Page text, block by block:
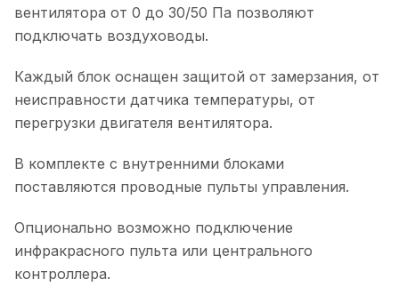
вентилятора от 0 до 30/50 Па позволяют
подключать воздуховоды.
Каждый блок оснащен защитой от замерзания, от
неисправности датчика температуры, от
перегрузки двигателя вентилятора.
В комплекте с внутренними блоками
поставляются проводные пульты управления.
Опционально возможно подключение
инфракрасного пульта или центрального
контроллера.